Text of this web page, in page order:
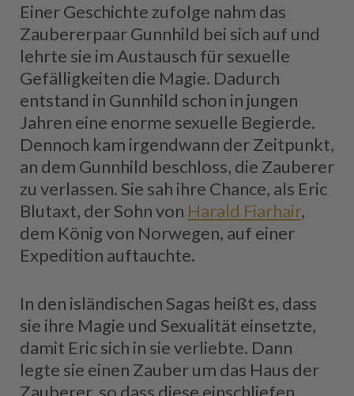
Einer Geschichte zufolge nahm das
Zaubererpaar Gunnhild bei sich auf und
lehrte sie im Austausch für sexuelle
Gefälligkeiten die Magie. Dadurch
entstand in Gunnhild schon in jungen
Jahren eine enorme sexuelle Begierde.
Dennoch kam irgendwann der Zeitpunkt,
an dem Gunnhild beschloss, die Zauberer
zu verlassen. Sie sah ihre Chance, als Eric
Blutaxt, der Sohn von Harald Fiarhair,
dem König von Norwegen, auf einer
Expedition auftauchte.
In den isländischen Sagas heißt es, dass
sie ihre Magie und Sexualität einsetzte,
damit Eric sich in sie verliebte. Dann
legte sie einen Zauber um das Haus der
Zauberer, so dass diese einschliefen,